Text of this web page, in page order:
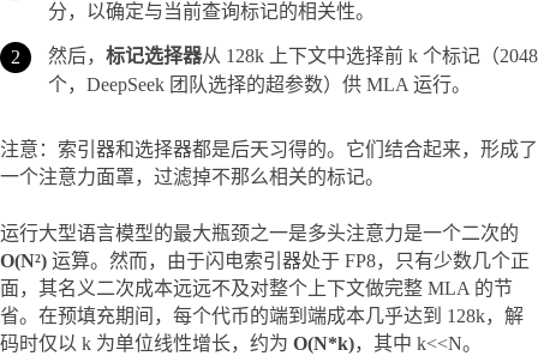
分，以确定与当前查询标记的相关性。
然后， 标记选择器从 128k 上下文中选择前 k 个标记（2048
个，DeepSeek 团队选择的超参数）供 MLA 运行。
注意：索引器和选择器都是后天习得的。它们结合起来，形成了
一个注意力面罩，过滤掉不那么相关的标记。
运行大型语言模型的最大瓶颈之一是多头注意力是一个二次的
O(N²) 运算。然而，由于闪电索引器处于 FP8，只有少数几个正
面，其名义二次成本远远不及对整个上下文做完整 MLA 的节
省。在预填充期间，每个代币的端到端成本几乎达到 128k，解
码时仅以 k 为单位线性增长，约为 O(N*k)，其中 k<<N。